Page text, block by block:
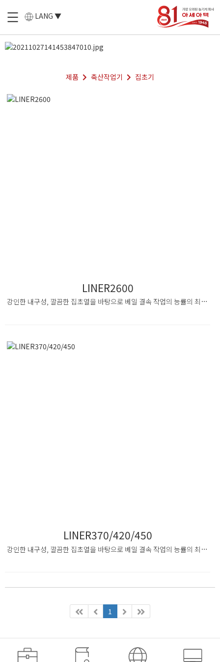
LANG ▼
제품 축산작업기 집초기
LINER2600
강인한 내구성, 깔끔한 집초열을 바탕으로 베일 결속 작업의 능률의 최대화를 경험하여 보십시오
LINER370/420/450
강인한 내구성, 깔끔한 집초열을 바탕으로 베일 결속 작업의 능률의 최대화를 경험하여 보십시오
1